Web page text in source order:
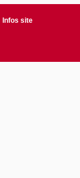
Infos site